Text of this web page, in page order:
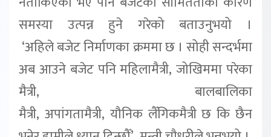
समस्या उत्पन्न हुने गरेको बताउनुभयो ।
‘अहिलेबजेट निर्माणका क्रममा छ । सोही सन्दर्भमा
अब आउने बजेट पनि महिलामैत्री,जोखिममापरेका
मैत्री, बालबालिका
मैत्री, अपांगतामैत्री, यौनिक लैँगिकमैत्री छ कि छैन